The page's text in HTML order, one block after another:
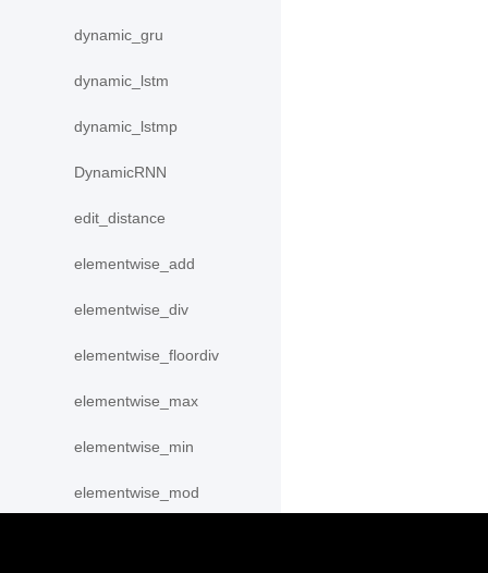
dynamic_gru
dynamic_lstm
dynamic_lstmp
DynamicRNN
edit_distance
elementwise_add
elementwise_div
elementwise_floordiv
elementwise_max
elementwise_min
elementwise_mod